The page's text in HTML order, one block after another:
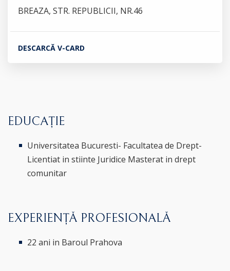
BREAZA, STR. REPUBLICII, NR.46
DESCARCĂ V-CARD
EDUCAȚIE
Universitatea Bucuresti- Facultatea de Drept-
Licentiat in stiinte Juridice Masterat in drept
comunitar
EXPERIENȚĂ PROFESIONALĂ
22 ani in Baroul Prahova